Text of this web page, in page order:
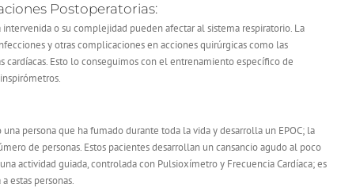
Postoperatorias:
o su complejidad pueden afectar al sistema respiratorio. La
y otras complicaciones en acciones quirúrgicas como las
cardíacas. Esto lo conseguimos con el entrenamiento específico de
persona que ha fumado durante toda la vida y desarrolla un EPOC; la
de personas. Estos pacientes desarrollan un cansancio agudo al poco
actividad guiada, controlada con Pulsioxímetro y Frecuencia Cardíaca; es
estas personas.